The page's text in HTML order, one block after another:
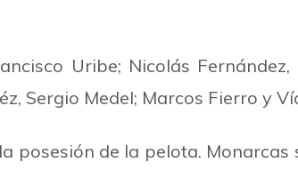
Uribe; Nicolás
Sergio Medel; Marcos Fierro y
de la pelota. Monarcas